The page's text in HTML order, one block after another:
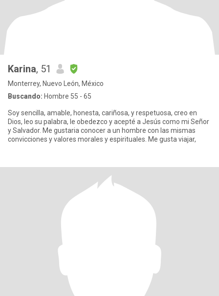
Karina, 51
Monterrey, Nuevo León, México
Buscando: Hombre 55 - 65
Soy sencilla, amable, honesta, cariñosa, y respetuosa, creo en
Dios, leo su palabra, le obedezco y acepté a Jesús como mi Señor
y Salvador. Me gustaria conocer a un hombre con las mismas
convicciones y valores morales y espirituales. Me gusta viajar,